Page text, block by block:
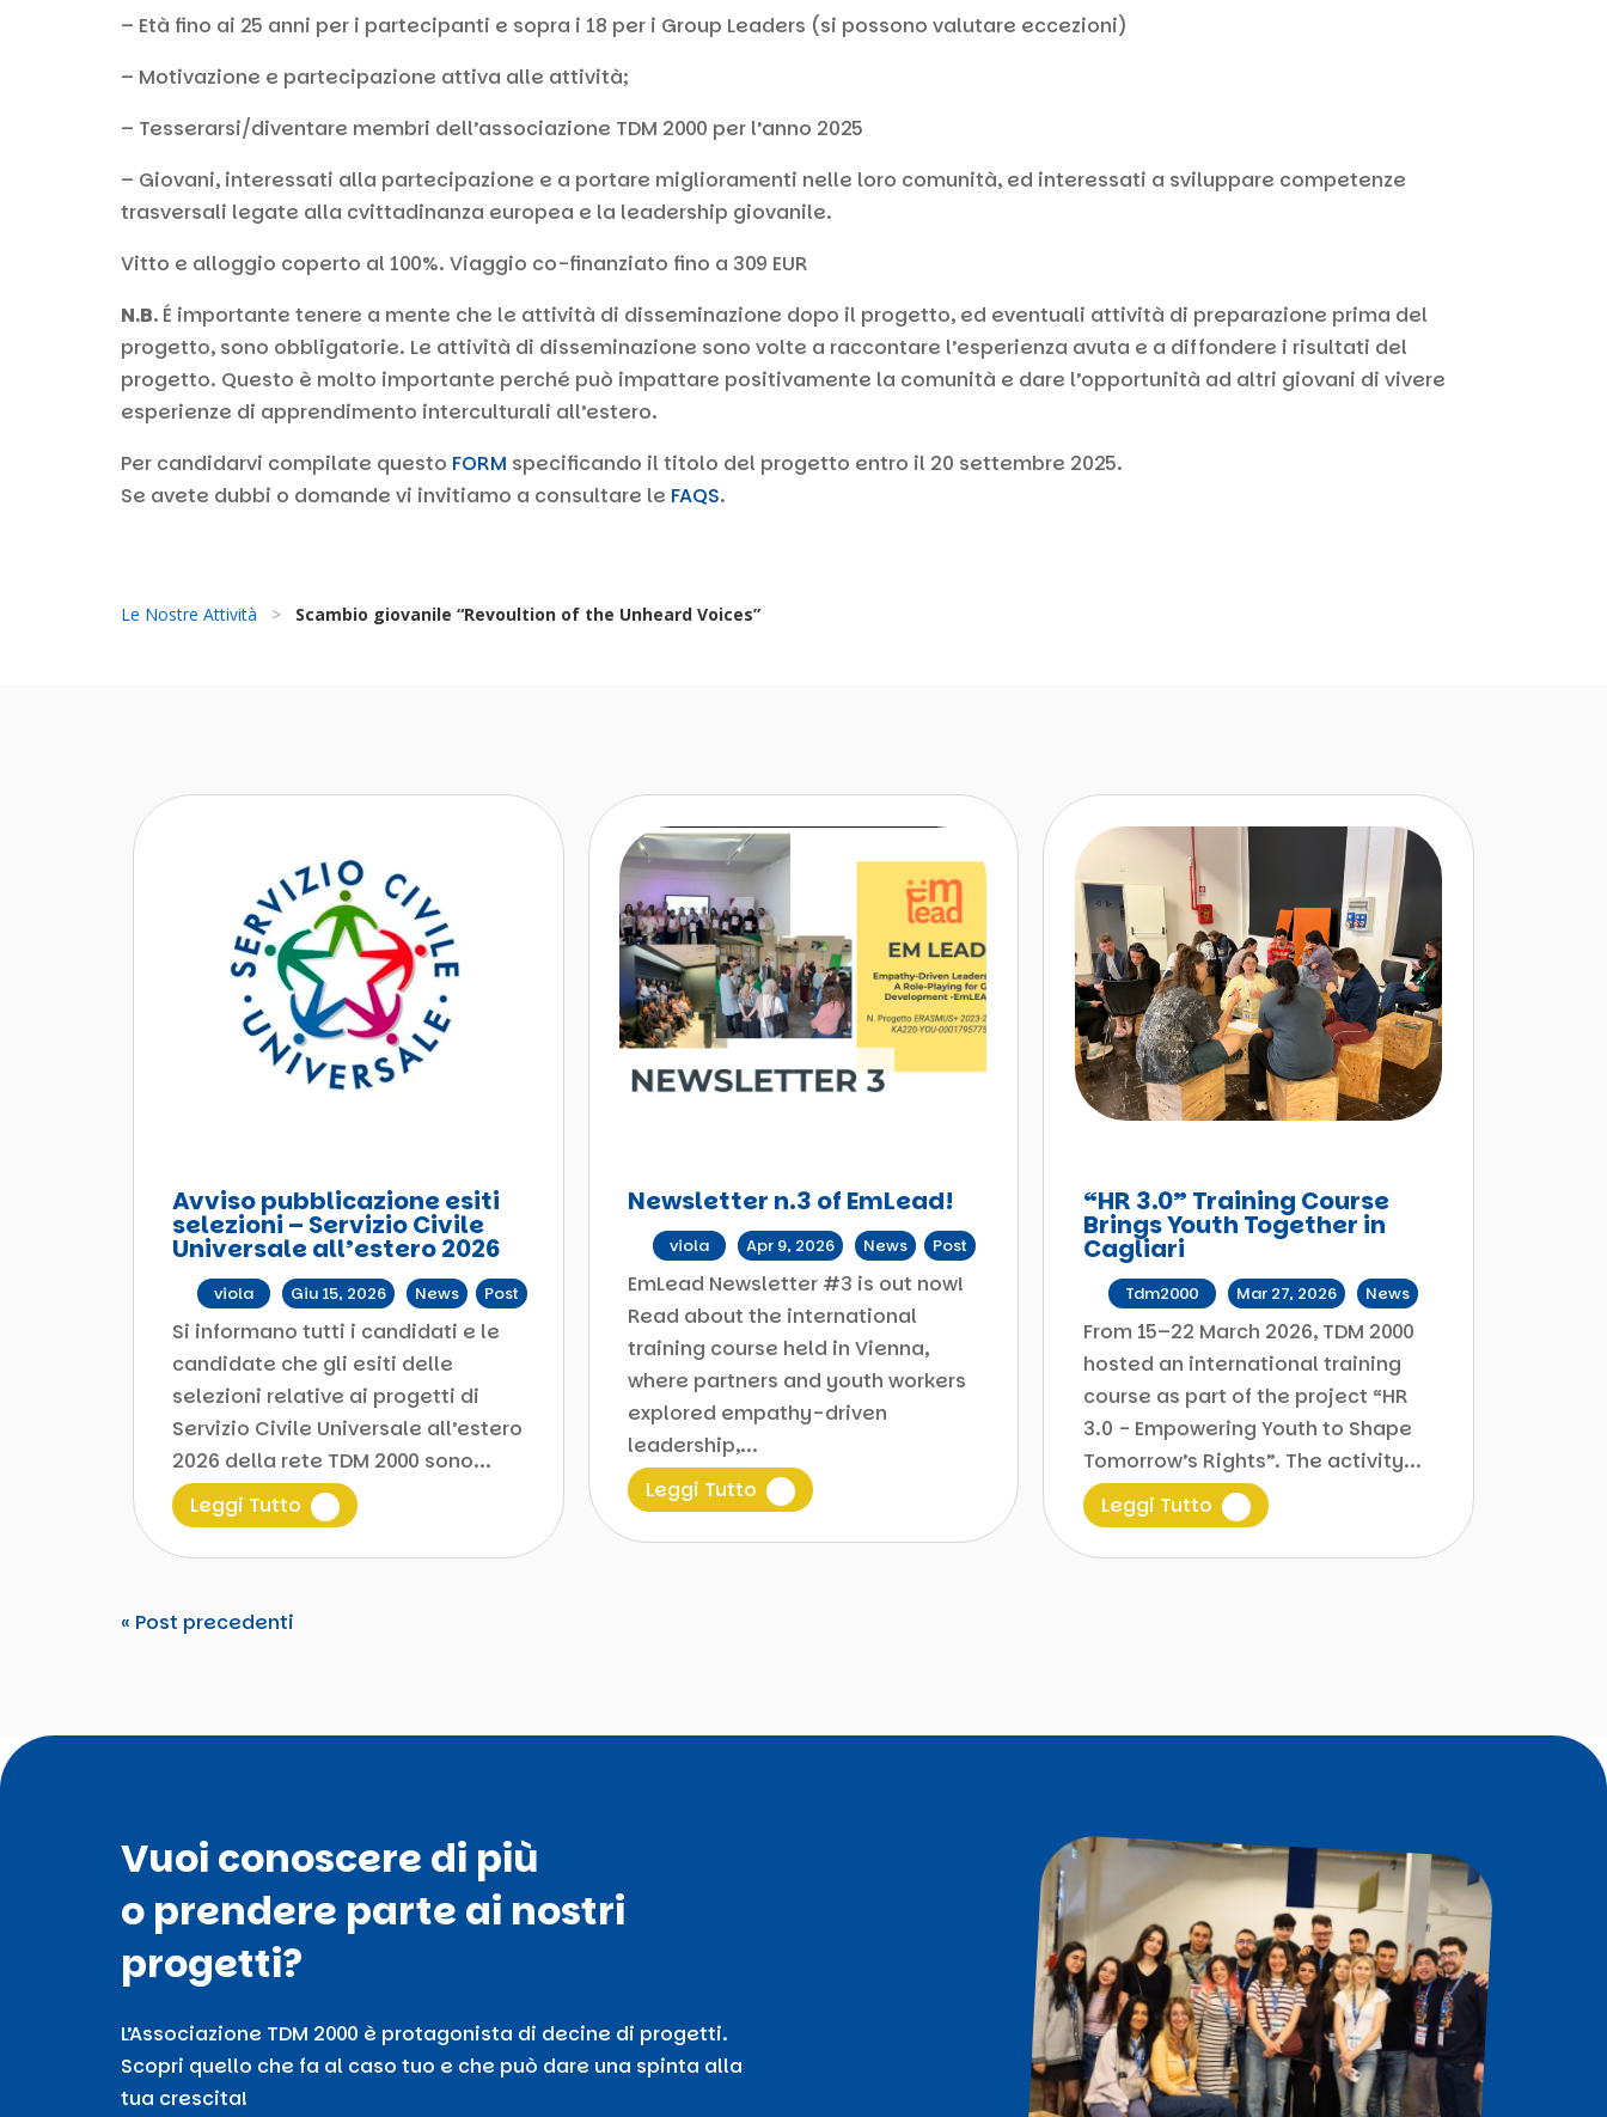
– Età fino ai 25 anni per i partecipanti e sopra i 18 per i Group Leaders (si possono valutare eccezioni)
– Motivazione e partecipazione attiva alle attività;
– Tesserarsi/diventare membri dell’associazione TDM 2000 per l’anno 2025
– Giovani, interessati alla partecipazione e a portare miglioramenti nelle loro comunità, ed interessati a sviluppare competenze
trasversali legate alla cvittadinanza europea e la leadership giovanile.
Vitto e alloggio coperto al 100%. Viaggio co-finanziato fino a 309 EUR
N.B.É importante tenere a mente che le attività di disseminazione dopo il progetto, ed eventuali attività di preparazione prima del
progetto, sono obbligatorie. Le attività di disseminazione sono volte a raccontare l’esperienza avuta e a diffondere i risultati del
progetto. Questo è molto importante perché può impattare positivamente la comunità e dare l’opportunità ad altri giovani di vivere
esperienze di apprendimento interculturali all’estero.
Per candidarvi compilate questo FORM specificando il titolo del progetto entro il 20 settembre 2025.
Se avete dubbi o domande vi invitiamo a consultare le FAQS.
Le Nostre Attività > Scambio giovanile “Revoultion of the Unheard Voices”
Avviso pubblicazione esiti
selezioni – Servizio Civile
Universale all’estero 2026
da viola | Giu 15, 2026 | News , Post
Si informano tutti i candidati e le
candidate che gli esiti delle
selezioni relative ai progetti di
Servizio Civile Universale all’estero
2026 della rete TDM 2000 sono...
Leggi Tutto
Newsletter n.3 of EmLead!
da viola | Apr 9, 2026 | News , Post
EmLead Newsletter #3 is out now!
Read about the international
training course held in Vienna,
where partners and youth workers
explored empathy-driven
leadership,...
Leggi Tutto
“HR 3.0” Training Course
Brings Youth Together in
Cagliari
Tdm2000 | Mar 27, 2026 | News
From 15–22 March 2026, TDM 2000
hosted an international training
course as part of the project “HR
3.0 - Empowering Youth to Shape
Tomorrow’s Rights”. The activity...
Leggi Tutto
« Post precedenti
Vuoi conoscere di più
o prendere parte ai nostri
progetti?
L’Associazione TDM 2000 è protagonista di decine di progetti.
Scopri quello che fa al caso tuo e che può dare una spinta alla
tua crescita!